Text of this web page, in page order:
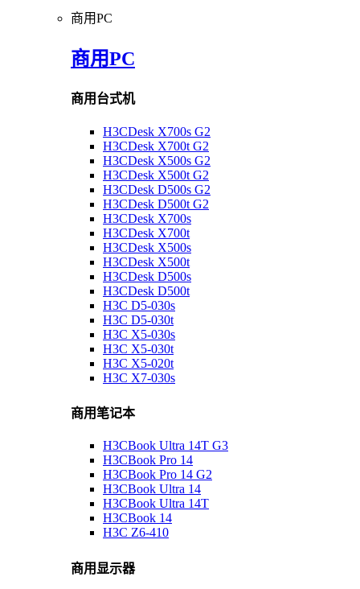
商用PC
商用PC
商用台式机
H3CDesk X700s G2
H3CDesk X700t G2
H3CDesk X500s G2
H3CDesk X500t G2
H3CDesk D500s G2
H3CDesk D500t G2
H3CDesk X700s
H3CDesk X700t
H3CDesk X500s
H3CDesk X500t
H3CDesk D500s
H3CDesk D500t
H3C D5-030s
H3C D5-030t
H3C X5-030s
H3C X5-030t
H3C X5-020t
H3C X7-030s
商用笔记本
H3CBook Ultra 14T G3
H3CBook Pro 14
H3CBook Pro 14 G2
H3CBook Ultra 14
H3CBook Ultra 14T
H3CBook 14
H3C Z6-410
商用显示器